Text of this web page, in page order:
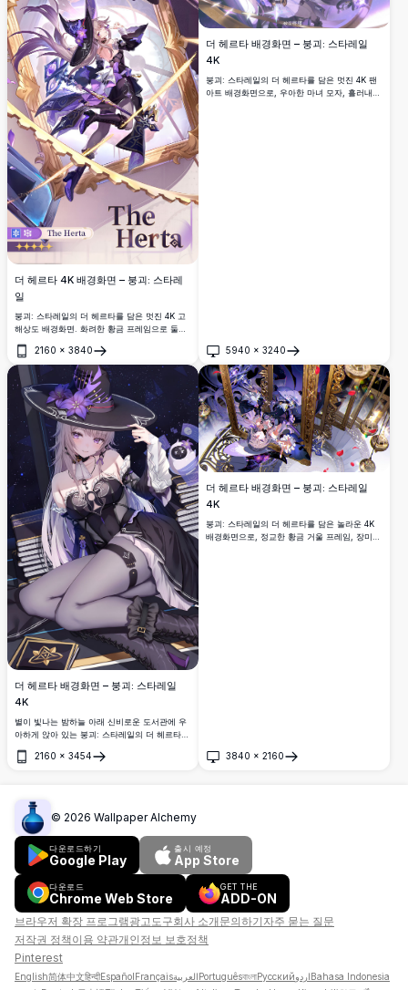
더 헤르타 4K 배경화면 – 붕괴: 스타레
일
붕괴: 스타레일의 더 헤르타를 담은 멋진 4K 고
해상도 배경화면. 화려한 황금 프레임으로 둘러
아한 5성 지식 캐릭터를 담고 있습니다.
2160 × 3840
열기
더 헤르타 배경화면 – 붕괴: 스타레일
4K
붕괴: 스타레일의 더 헤르타를 담은 멋진 4K 팬
아트 배경화면으로, 우아한 마녀 모자, 흘러내리
5940 × 3240
열기
더 헤르타 배경화면 – 붕괴: 스타레일
4K
별이 빛나는 밤하늘 아래 신비로운 도서관에 우
아하게 앉아 있는 붕괴: 스타레일의 더 헤르타의
멋진 4K 배경화면. 보라색 꽃으로 장식된 상징적
인 마녀 모자와 우아한 어두운 의상을 착용하고
2160 × 3454
열기
더 헤르타 배경화면 – 붕괴: 스타레일
4K
붕괴: 스타레일의 더 헤르타를 담은 놀라운 4K
배경화면으로, 정교한 황금 거울 프레임, 장미
3840 × 2160
열기
© 2026 Wallpaper Alchemy
다운로드하기
Google Play
출시 예정
App Store
다운로드
Chrome Web Store
GET THE
ADD-ON
브라우저 확장 프로그램광고도구회사 소개문의하기 자주 묻는 질문
저작권 정책이용 약관개인정보 보호정책
Pinterest
English简体中文हिन्दीEspañol Françaisالعربية PortuguêsবাংলাРусскийاردو Bahasa Indonesia